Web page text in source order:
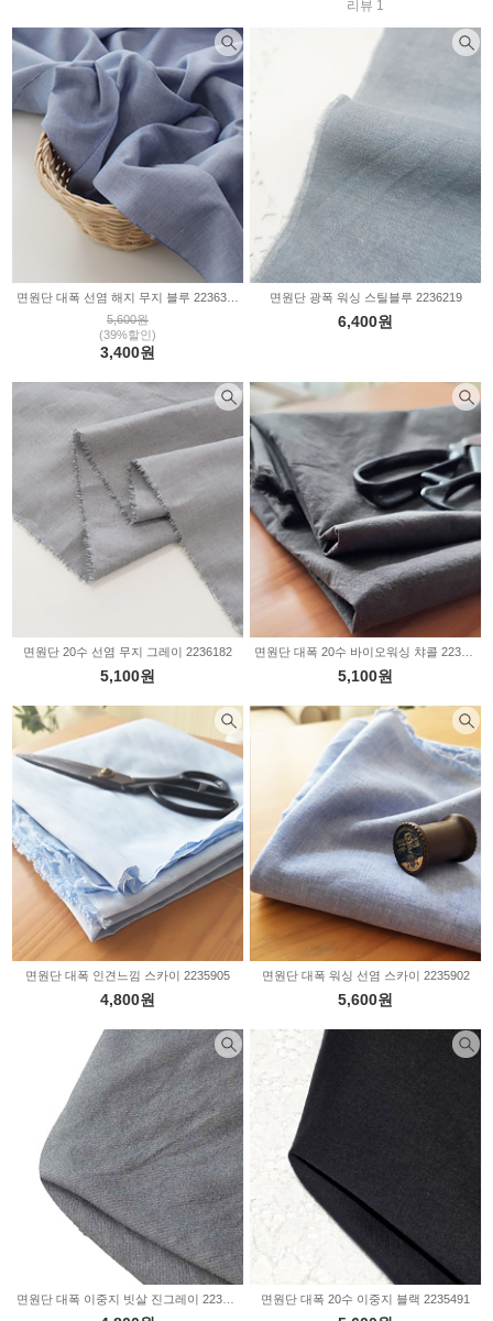
리뷰 1
5,600원
(39%할인)
3,400원
면원단 광폭 워싱 스틸블루 2236219
6,400원
면원단 20수 선염 무지 그레이 2236182
5,100원 5,100원
면원단 대폭 인견느낌 스카이 2235905
4,800원
면원단 대폭 워싱 선염 스카이 2235902
5,600원
면원단 대폭 이중지 빗살 진그레이 2235661 면원단 대폭 20수 이중지 블랙 2235491